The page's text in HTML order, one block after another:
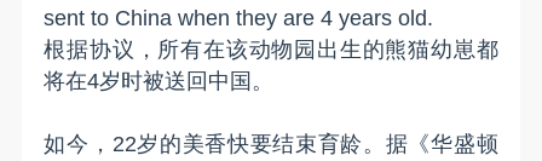
sent to China when they are 4 years old.
根据协议，所有在该动物园出生的熊猫幼崽都
将在4岁时被送回中国。
如今，22岁的美香快要结束育龄。据《华盛顿